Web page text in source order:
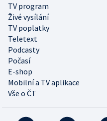
TV program
Živé vysílání
TV poplatky
Teletext
Podcasty
Počasí
E-shop
Mobilní a TV aplikace
Vše o ČT